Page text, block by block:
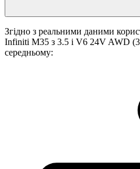
Згідно з реальними даними
Infiniti M35 з 3.5 i V6 24V AWD
середньому: